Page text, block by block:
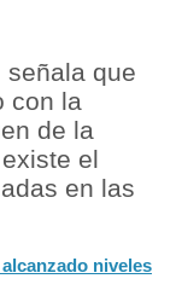
señala que
con la
de la
el
en las
niveles